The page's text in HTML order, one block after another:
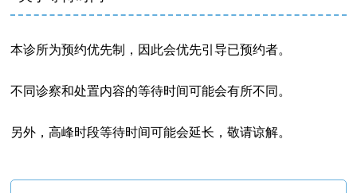
本诊所为预约优先制，因此会优先引导已预约者。
不同诊察和处置内容的等待时间可能会有所不同。
另外，高峰时段等待时间可能会延长，敬请谅解。